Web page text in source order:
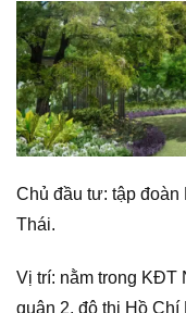
Chủ đầu tư: tập
Thái.
Vị trí: nằm trong KĐT
quận 2, đô thị Hồ Chí